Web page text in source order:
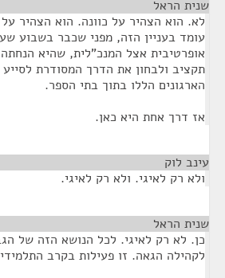
שנית הראל
לא. הוא הצהיר על כוונה. הוא הצהיר
עומד בעניין הזה, מפני שכבר בשבוע
אופרטיבית אצל המנכ"לית, שהיא הנחתה
תקציב ולבחון את הדרך המסודרת
הארגונים הללו בתוך בתי הספר.
אז דרך אחת היא כאן.
עינב לוק
ולא רק לאיגי. ולא רק לאיגי.
שנית הראל
כן. לא רק לאיגי. לכל הנושא הזה של
לקהילה הגאה. זו פעילות בקרב